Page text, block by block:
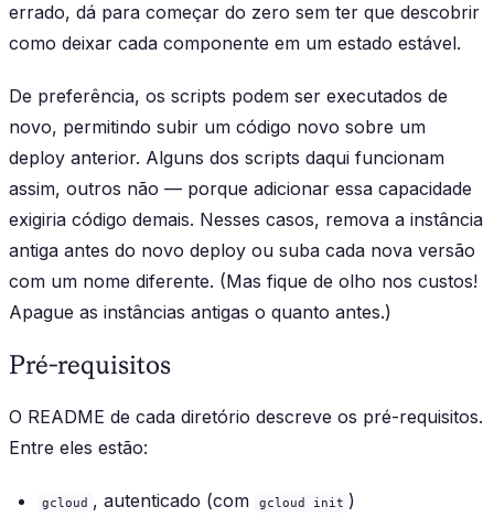
errado, dá para começar do zero sem ter que descobrir
como deixar cada componente em um estado estável.
De preferência, os scripts podem ser executados de
novo, permitindo subir um código novo sobre um
deploy anterior. Alguns dos scripts daqui funcionam
assim, outros não — porque adicionar essa capacidade
exigiria código demais. Nesses casos, remova a instância
antiga antes do novo deploy ou suba cada nova versão
com um nome diferente. (Mas fique de olho nos custos!
Apague as instâncias antigas o quanto antes.)
Pré-requisitos
O README de cada diretório descreve os pré-requisitos.
Entre eles estão:
gcloud , autenticado (com gcloud init )